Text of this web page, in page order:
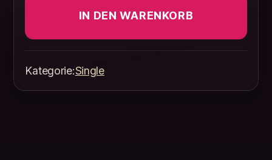
IN DEN WARENKORB
Kategorie:Single